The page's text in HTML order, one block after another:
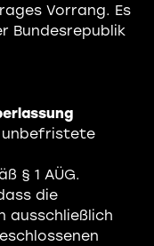
Vorrang. Es
Bundesrepublik
§ 1 AÜG.
die
ausschließlich